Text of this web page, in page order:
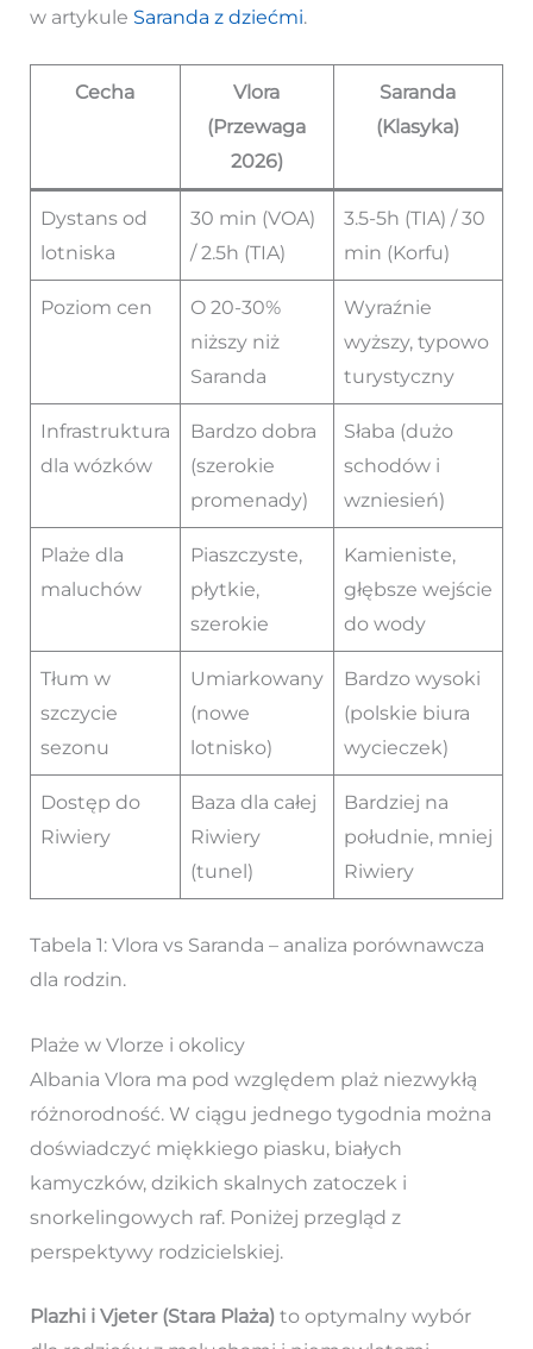
w artykule Saranda z dziećmi.
Cecha
Vlora
(Przewaga
2026)
Saranda
(Klasyka)
Dystans od
lotniska
30 min (VOA)
/ 2.5h (TIA)
3.5-5h (TIA) / 30
min (Korfu)
Poziom cen
O 20-30%
niższy niż
Saranda
Wyraźnie
wyższy, typowo
turystyczny
Infrastruktura
dla wózków
Bardzo dobra
(szerokie
promenady)
Słaba (dużo
schodów i
wzniesień)
Plaże dla
maluchów
Piaszczyste,
płytkie,
szerokie
Kamieniste,
głębsze wejście
do wody
Tłum w
szczycie
sezonu
Umiarkowany
(nowe
lotnisko)
Bardzo wysoki
(polskie biura
wycieczek)
Dostęp do
Riwiery
Baza dla całej
Riwiery
(tunel)
Bardziej na
południe, mniej
Riwiery
Tabela 1: Vlora vs Saranda – analiza porównawcza
dla rodzin.
Plaże w Vlorze i okolicy
Albania Vlora ma pod względem plaż niezwykłą
różnorodność. W ciągu jednego tygodnia można
doświadczyć miękkiego piasku, białych
kamyczków, dzikich skalnych zatoczek i
snorkelingowych raf. Poniżej przegląd z
perspektywy rodzicielskiej.
Plazhi i Vjeter (Stara Plaża)to optymalny wybór